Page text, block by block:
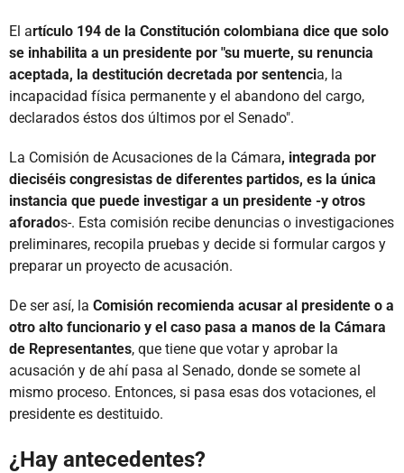
El artículo 194 de la Constitución colombiana dice que solo
se inhabilita a un presidente por "su muerte, su renuncia
aceptada, la destitución decretada por sentencia, la
incapacidad física permanente y el abandono del cargo,
declarados éstos dos últimos por el Senado".
La Comisión de Acusaciones de la Cámara, integrada por
dieciséis congresistas de diferentes partidos, es la única
instancia que puede investigar a un presidente -y otros
aforados-. Esta comisión recibe denuncias o investigaciones
preliminares, recopila pruebas y decide si formular cargos y
preparar un proyecto de acusación.
De ser así, la Comisión recomienda acusar al presidente o a
otro alto funcionario y el caso pasa a manos de la Cámara
de Representantes, que tiene que votar y aprobar la
acusación y de ahí pasa al Senado, donde se somete al
mismo proceso. Entonces, si pasa esas dos votaciones, el
presidente es destituido.
¿Hay antecedentes?